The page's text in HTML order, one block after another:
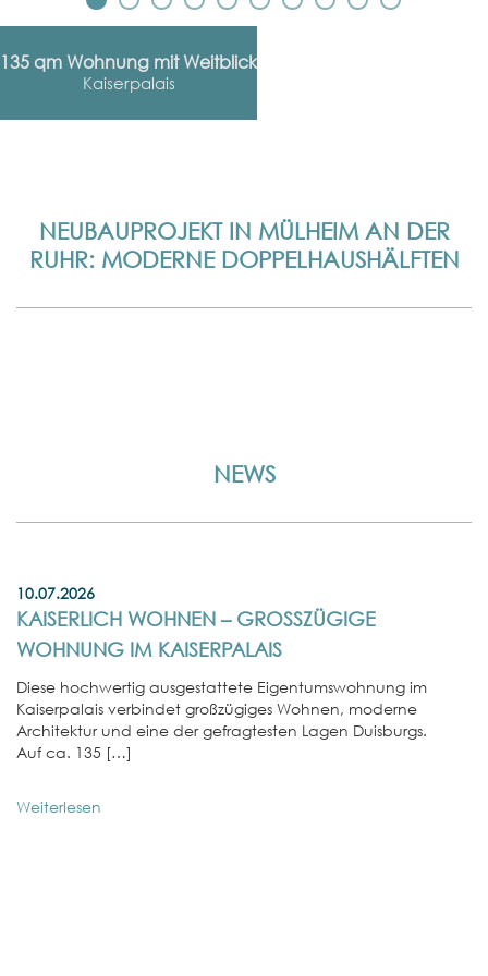
135 qm Wohnung mit Weitblick
Kaiserpalais
NEUBAUPROJEKT IN MÜLHEIM AN DER
RUHR: MODERNE DOPPELHAUSHÄLFTEN
NEWS
10.07.2026
KAISERLICH WOHNEN – GROSSZÜGIGE W
OHNUNG IM KAISERPALAIS
Diese hochwertig ausgestattete Eigentumswohnung im
Kaiserpalais verbindet großzügiges Wohnen, moderne
Architektur und eine der gefragtesten Lagen Duisburgs.
Auf ca. 135 […]
Weiterlesen